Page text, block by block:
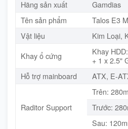
Hãng sản xuất
Gamdias
Tên sản phẩm
Talos E3
Vật liệu
Kim Loại,
Khay ổ cứng
Khay
+ 1 x 2.5"
Hỗ trợ mainboard
ATX, E-
Raditor Support
Trên:
Trước:
Sau: